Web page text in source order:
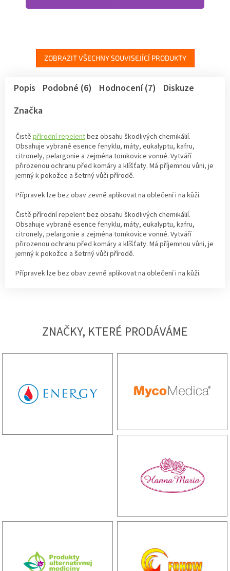
ZOBRAZIT VŠECHNY SOUVISEJÍCÍ PRODUKTY
Popis Podobné (6) Hodnocení (7)
Diskuze
Značka
Čistě přírodní repelentbez obsahu škodlivých chemikálií.
Obsahuje vybrané esence fenyklu, máty, eukalyptu, kafru,
citronely, pelargonie a zejména tomkovice vonné. Vytváří
přirozenou ochranu před komáry a klíšťaty. Má příjemnou vůni, je
jemný k pokožce a šetrný vůči přírodě.
Přípravek lze bez obav zevně aplikovat na oblečení i na kůži.
Čistě přírodní repelent bez obsahu škodlivých chemikálií.
Obsahuje vybrané esence fenyklu, máty, eukalyptu, kafru,
citronely, pelargonie a zejména tomkovice vonné. Vytváří
přirozenou ochranu před komáry a klíšťaty. Má příjemnou vůni, je
jemný k pokožce a šetrný vůči přírodě.
Přípravek lze bez obav zevně aplikovat na oblečení i na kůži.
ZNAČKY, KTERÉ PRODÁVÁME